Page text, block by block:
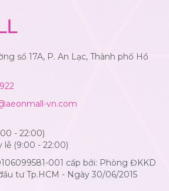
số 17A, P. An Lạc, Thành phố Hồ
vn.com
- 22:00)
lễ (9:00 - 22:00)
001 cấp bởi: Phòng ĐKKD
tư Tp.HCM - Ngày 30/06/2015